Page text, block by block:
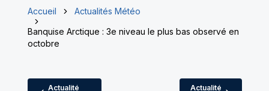
Accueil
Actualités Météo
Banquise Arctique : 3e niveau le plus bas observé en
octobre
Actualité
Actualité